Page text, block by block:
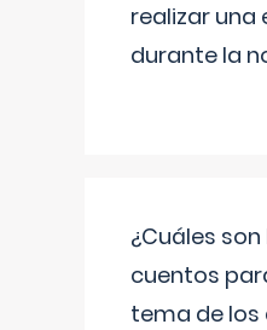
realizar una
durante la
¿Cuáles
cuentos
tema de los